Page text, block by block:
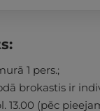
1 pers.;
brokastis ir
13.00 (pēc